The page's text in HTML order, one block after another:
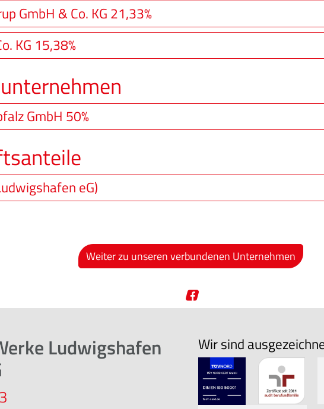
GmbH & Co. KG 21,33%
KG 15,38%
GmbH 50%
eG)
Weiter zu unseren verbundenen Unternehmen
Ludwigshafen Wir sind